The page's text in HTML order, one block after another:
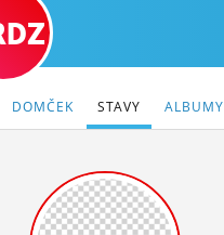
SA
DOMČEK STAVY ALBUMY